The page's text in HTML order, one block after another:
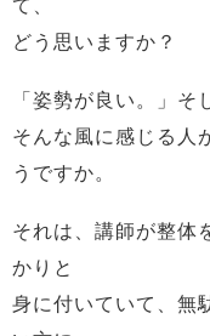
て、
どう思いますか？
「姿勢が良い。」そ
そんな風に感じる人
うですか。
それは、講師が整体
かりと
身に付いていて、無